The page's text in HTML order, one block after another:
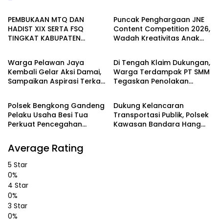
PEMBUKAAN MTQ DAN
HADIST XIX SERTA FSQ
TINGKAT KABUPATEN
KEJARI SERUYAN
Puncak Penghargaan JNE
Content Competition 2026,
Wadah Kreativitas Anak
WAHANA
Warga Pelawan Jaya
Kembali Gelar Aksi Damai,
Sampaikan Aspirasi Terkait
PEMERINTAHAN
Di Tengah Klaim Dukungan,
Warga Terdampak PT SMM
Tegaskan Penolakan
Dampaknya”
Batam
Polsek Bengkong Gandeng
Pelaku Usaha Besi Tua
Perkuat Pencegahan
Batam
Dukung Kelancaran
Transportasi Publik, Polsek
Kawasan Bandara Hang
Average Rating
5 Star
0%
4 Star
0%
3 Star
0%